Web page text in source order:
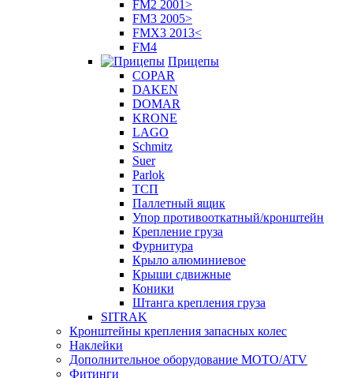
FM2 2001>
FM3 2005>
FMX3 2013<
FM4
Прицепы
COPAR
DAKEN
DOMAR
KRONE
LAGO
Schmitz
Suer
Parlok
ТСП
Паллетный ящик
Упор противооткатный/кронштейн
Крепление груза
Фурнитура
Крыло алюминиевое
Крыши сдвижные
Коники
Штанга крепления груза
SITRAK
Кронштейны крепления запасных колес
Наклейки
Дополнительное оборудование MOTO/ATV
Фитинги